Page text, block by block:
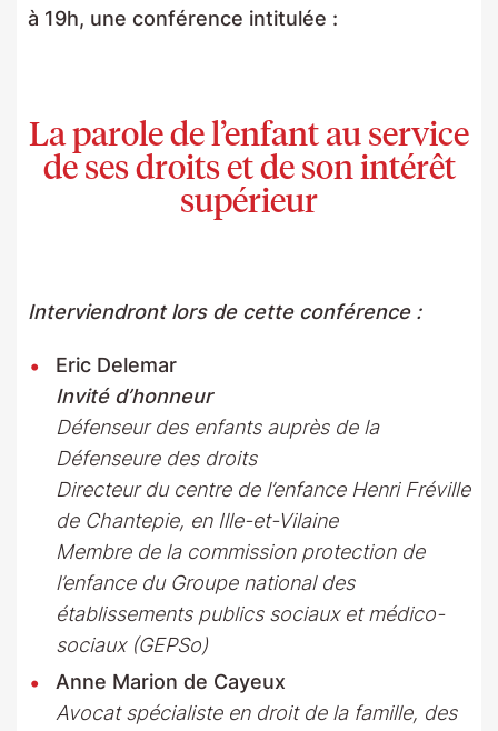
à 19h, une conférence intitulée :
La parole de l’enfant au service
de ses droits et de son intérêt
supérieur
Interviendront lors de cette conférence :
Eric Delemar
Invité d’honneur
Défenseur des enfants auprès de la
Défenseure des droits
Directeur du centre de l’enfance Henri Fréville
de Chantepie, en Ille-et-Vilaine
Membre de la commission protection de
l’enfance du Groupe national des
établissements publics sociaux et médico-
sociaux (GEPSo)
Anne Marion de Cayeux
Avocat spécialiste en droit de la famille, des